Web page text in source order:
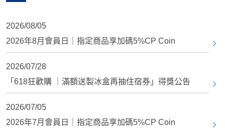
2026/08/05
2026年8月會員日｜指定商品享加碼5%CP Coin
2026/07/28
「618狂歡購 ｜滿額送製冰盒再抽住宿券」得獎公告
2026/07/05
2026年7月會員日｜指定商品享加碼5%CP Coin